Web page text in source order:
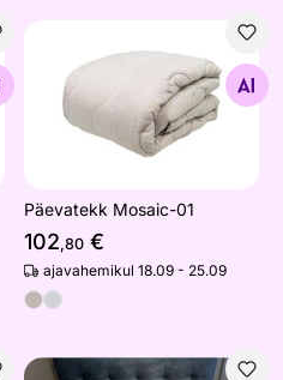
Italiano
Päevatekk Mosaic-01
Otsi sarnaseid
Päevatekk Mosaic-01
102,80 €
ajavahemikul 18.09 - 25.09